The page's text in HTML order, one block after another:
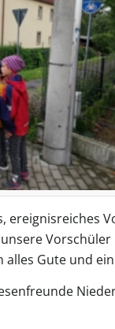
ereignisreiches
alles Gute und